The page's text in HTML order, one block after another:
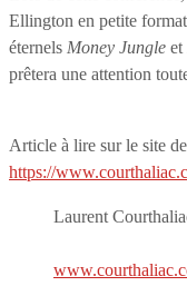
Ellington en petite
éternels Money Jungle et
prêtera une attention
Article à lire sur le site
https://
Laurent